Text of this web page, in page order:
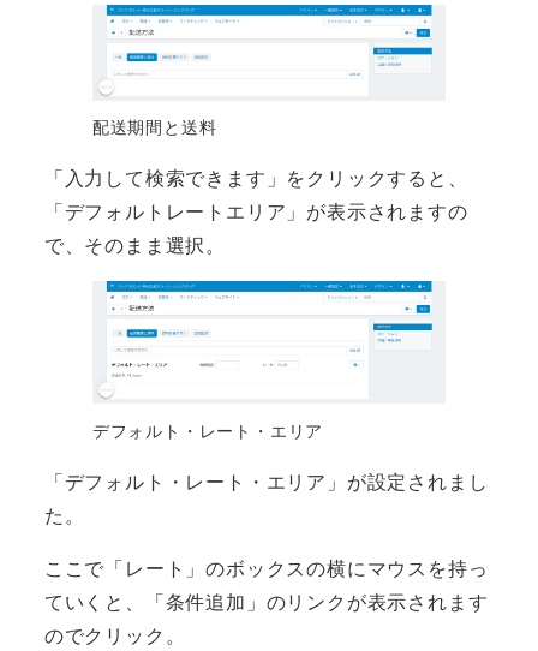
配送期間と送料
「入力して検索できます」をクリックすると、
「デフォルトレートエリア」が表示されますの
で、そのまま選択。
デフォルト・レート・エリア
「デフォルト・レート・エリア」が設定されまし
た。
ここで「レート」のボックスの横にマウスを持っ
ていくと、「条件追加」のリンクが表示されます
のでクリック。